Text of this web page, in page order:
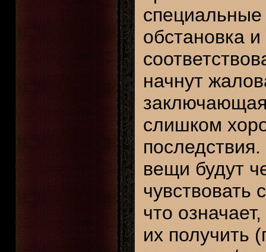
обстановка
начнут
слишком
вещи будут
что
их получить